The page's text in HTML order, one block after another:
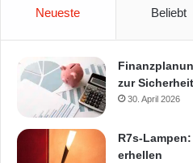
Neueste Beliebt
zur Sicherheit
30. April 2026
R7s-
erhellen